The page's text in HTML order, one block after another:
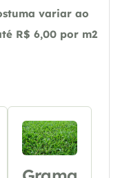
variar ao
R$ 6,00 por m2